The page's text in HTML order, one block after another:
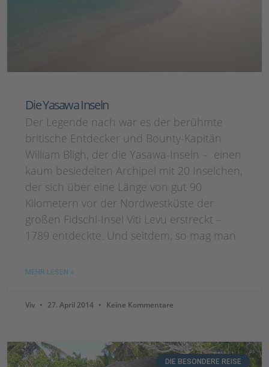
Die Yasawa Inseln
Der Legende nach war es der berühmte
britische Entdecker und Bounty-Kapitän
William Bligh, der die Yasawa-Inseln – einen
kaum besiedelten Archipel mit 20 Inselchen,
der sich über eine Länge von gut 90
Kilometern vor der Nordwestküste der
großen Fidschi-Insel Viti Levu erstreckt –
1789 entdeckte. Und seitdem, so mag man
MEHR LESEN »
Viv 27. April 2014 Keine Kommentare
DIE BESONDERE REISE